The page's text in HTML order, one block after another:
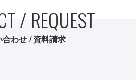
/ REQUEST
合わせ / 資料請求